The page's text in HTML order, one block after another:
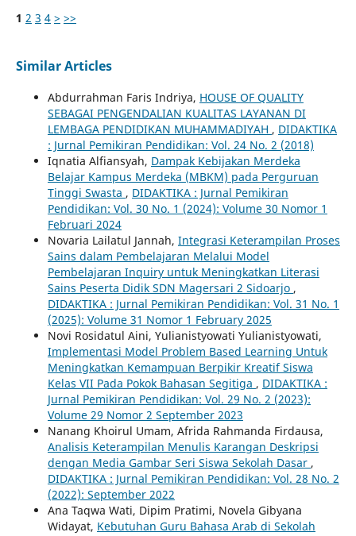
1 2 3 4 > >>
Similar Articles
Abdurrahman Faris Indriya, HOUSE OF QUALITY
SEBAGAI PENGENDALIAN KUALITAS LAYANAN DI
LEMBAGA PENDIDIKAN MUHAMMADIYAH , DIDAKTIKA
: Jurnal Pemikiran Pendidikan: Vol. 24 No. 2 (2018)
Iqnatia Alfiansyah, Dampak Kebijakan Merdeka
Belajar Kampus Merdeka (MBKM) pada Perguruan
Tinggi Swasta , DIDAKTIKA : Jurnal Pemikiran
Pendidikan: Vol. 30 No. 1 (2024): Volume 30 Nomor 1
Februari 2024
Novaria Lailatul Jannah, Integrasi Keterampilan Proses
Sains dalam Pembelajaran Melalui Model
Pembelajaran Inquiry untuk Meningkatkan Literasi
Sains Peserta Didik SDN Magersari 2 Sidoarjo ,
DIDAKTIKA : Jurnal Pemikiran Pendidikan: Vol. 31 No. 1
(2025): Volume 31 Nomor 1 February 2025
Novi Rosidatul Aini, Yulianistyowati Yulianistyowati,
Implementasi Model Problem Based Learning Untuk
Meningkatkan Kemampuan Berpikir Kreatif Siswa
Kelas VII Pada Pokok Bahasan Segitiga , DIDAKTIKA :
Jurnal Pemikiran Pendidikan: Vol. 29 No. 2 (2023):
Volume 29 Nomor 2 September 2023
Nanang Khoirul Umam, Afrida Rahmanda Firdausa,
Analisis Keterampilan Menulis Karangan Deskripsi
dengan Media Gambar Seri Siswa Sekolah Dasar ,
DIDAKTIKA : Jurnal Pemikiran Pendidikan: Vol. 28 No. 2
(2022): September 2022
Ana Taqwa Wati, Dipim Pratimi, Novela Gibyana
Widayat, Kebutuhan Guru Bahasa Arab di Sekolah